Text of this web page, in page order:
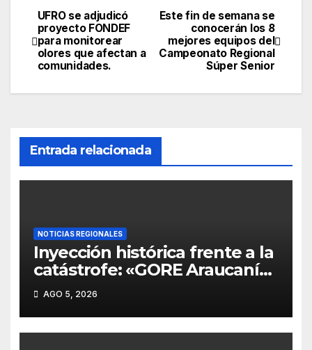
Este fin de semana se
conocerán los 8
mejores equipos del
Campeonato Regional
Súper Senior
UFRO se adjudicó
proyecto FONDEF
para monitorear
olores que afectan a
comunidades.
Entrada relacionada
NOTICIAS REGIONALES
Inyección histórica frente a la
catástrofe: «GORE Araucanía
destinará $11 mil millones
directo a municipios y exige
Emergencia Agrícola
inmediata»
AGO 5, 2026